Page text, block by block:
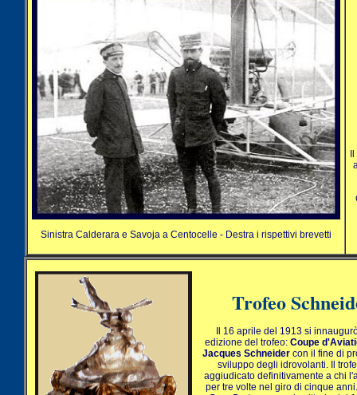
Sinistra Calderara e Savoja a Centocelle - Destra i rispettivi brevetti
Trofeo
Il 16 aprile del 1913 si
edizione del trofeo: Coupe
Jacques Schneidercon il fine di
sviluppo degli idrovolanti. Il
aggiudicato definitivamente a chi
per tre volte nel giro di cinque